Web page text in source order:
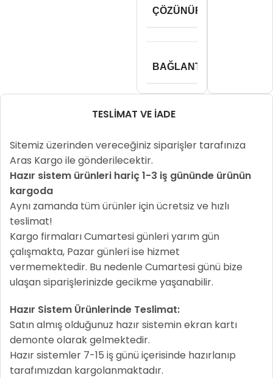
ÇÖZÜNÜRLÜK
BAĞLANTI
TESLIMAT VE İADE
Sitemiz üzerinden vereceğiniz siparişler tarafınıza
Aras Kargo ile gönderilecektir.
Hazır sistem ürünleri hariç 1-3 iş gününde ürünün
kargoda
Aynı zamanda tüm ürünler için ücretsiz ve hızlı
teslimat!
Kargo firmaları Cumartesi günleri yarım gün
çalışmakta, Pazar günleri ise hizmet
vermemektedir. Bu nedenle Cumartesi günü bize
ulaşan siparişlerinizde gecikme yaşanabilir.
Hazır Sistem Ürünlerinde Teslimat:
Satın almış olduğunuz hazır sistemin ekran kartı
demonte olarak gelmektedir.
Hazır sistemler 7-15 iş günü içerisinde hazırlanıp
tarafımızdan kargolanmaktadır.